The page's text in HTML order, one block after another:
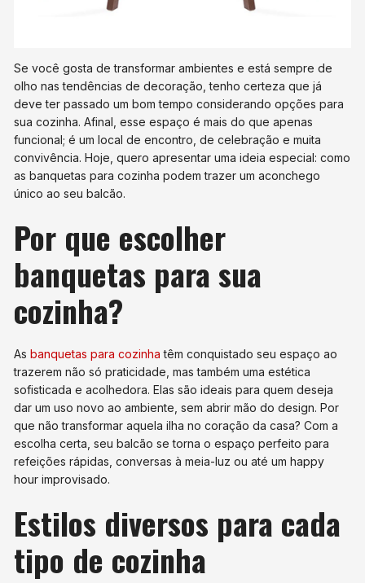
Se você gosta de transformar ambientes e está sempre de
olho nas tendências de decoração, tenho certeza que já
deve ter passado um bom tempo considerando opções para
sua cozinha. Afinal, esse espaço é mais do que apenas
funcional; é um local de encontro, de celebração e muita
convivência. Hoje, quero apresentar uma ideia especial: como
as banquetas para cozinha podem trazer um aconchego
único ao seu balcão.
Por que escolher
banquetas para sua
cozinha?
Asbanquetas para cozinha têm conquistado seu espaço ao
trazerem não só praticidade, mas também uma estética
sofisticada e acolhedora. Elas são ideais para quem deseja
dar um uso novo ao ambiente, sem abrir mão do design. Por
que não transformar aquela ilha no coração da casa? Com a
escolha certa, seu balcão se torna o espaço perfeito para
refeições rápidas, conversas à meia-luz ou até um happy
hour improvisado.
Estilos diversos para cada
tipo de cozinha